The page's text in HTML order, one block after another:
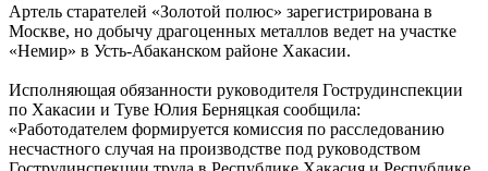
Артель старателей «Золотой полюс» зарегистрирована в
Москве, но добычу драгоценных металлов ведет на участке
«Немир» в Усть-Абаканском районе Хакасии.
Исполняющая обязанности руководителя Гострудинспекции
по Хакасии и Туве Юлия Берняцкая сообщила:
«Работодателем формируется комиссия по расследованию
несчастного случая на производстве под руководством